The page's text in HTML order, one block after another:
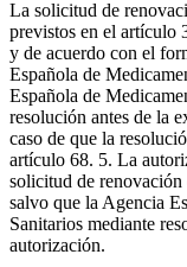
La solicitud de
previstos en el artículo
y de acuerdo con el
Española de
Española de
resolución antes de la
caso de que la
artículo 68. 5. La
solicitud de renovación
salvo que la Agencia
Sanitarios mediante
autorización.